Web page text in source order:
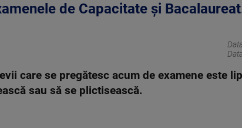
de Capacitate și
care se pregătesc acum de examene este
sau să se plictisească.